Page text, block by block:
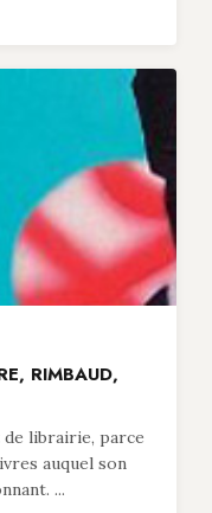
RIMBAUD,
librairie, parce
auquel son
...